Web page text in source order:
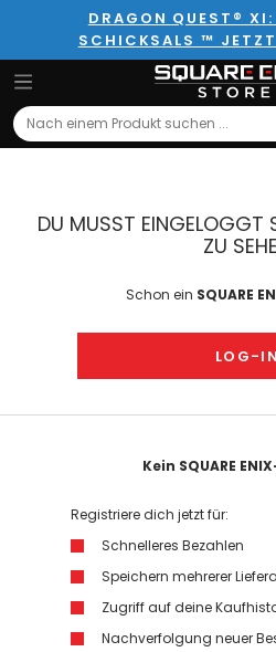
DRAGON QUEST® XI:
SCHICKSALS ™ JETZT
Search
DU MUSST EINGELOGGT
ZU
Schon ein SQUARE
LOG-IN
Kein SQUARE
Registriere dich jetzt für:
Schnelleres Bezahlen
Speichern mehrerer
Zugriff auf deine
Nachverfolgung neuer